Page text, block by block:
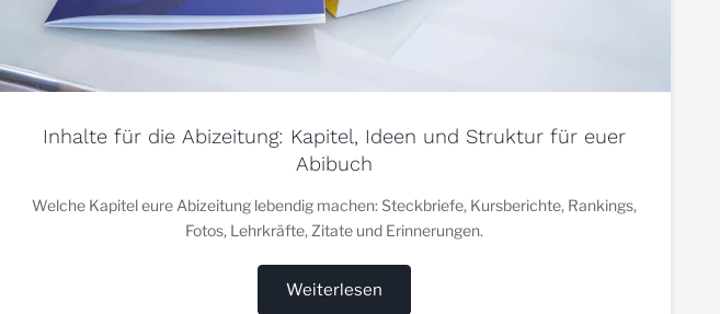
Inhalte für die Abizeitung: Kapitel, Ideen und Struktur für euer
Abibuch
Welche Kapitel eure Abizeitung lebendig machen: Steckbriefe, Kursberichte, Rankings,
Fotos, Lehrkräfte, Zitate und Erinnerungen.
Weiterlesen